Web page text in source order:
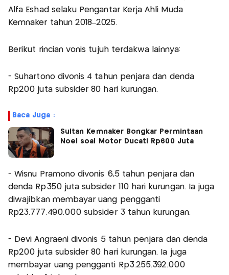
Alfa Eshad selaku Pengantar Kerja Ahli Muda
Kemnaker tahun 2018–2025.
Berikut rincian vonis tujuh terdakwa lainnya:
- Suhartono divonis 4 tahun penjara dan denda
Rp200 juta subsider 80 hari kurungan.
Baca Juga :
Sultan Kemnaker Bongkar Permintaan
Noel soal Motor Ducati Rp600 Juta
- Wisnu Pramono divonis 6,5 tahun penjara dan
denda Rp350 juta subsider 110 hari kurungan. Ia juga
diwajibkan membayar uang pengganti
Rp23.777.490.000 subsider 3 tahun kurungan.
- Devi Angraeni divonis 5 tahun penjara dan denda
Rp200 juta subsider 80 hari kurungan. Ia juga
membayar uang pengganti Rp3.255.392.000